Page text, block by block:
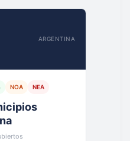
ARGENTINA
NOA NEA